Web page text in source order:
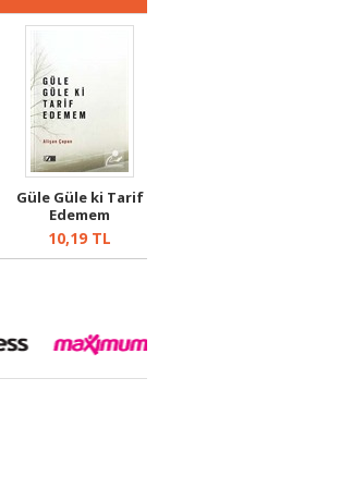
Güle Güle ki Tarif
Edemem
10,19 TL